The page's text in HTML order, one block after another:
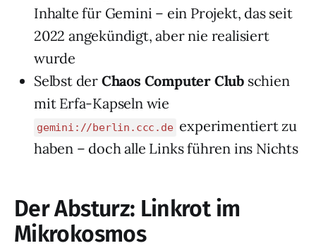
Inhalte für Gemini – ein Projekt, das seit
2022 angekündigt, aber nie realisiert
wurde
Selbst der Chaos Computer Club schien
mit Erfa-Kapseln wie
gemini://berlin.ccc.de experimentiert zu
haben – doch alle Links führen ins Nichts
Der Absturz: Linkrot im
Mikrokosmos